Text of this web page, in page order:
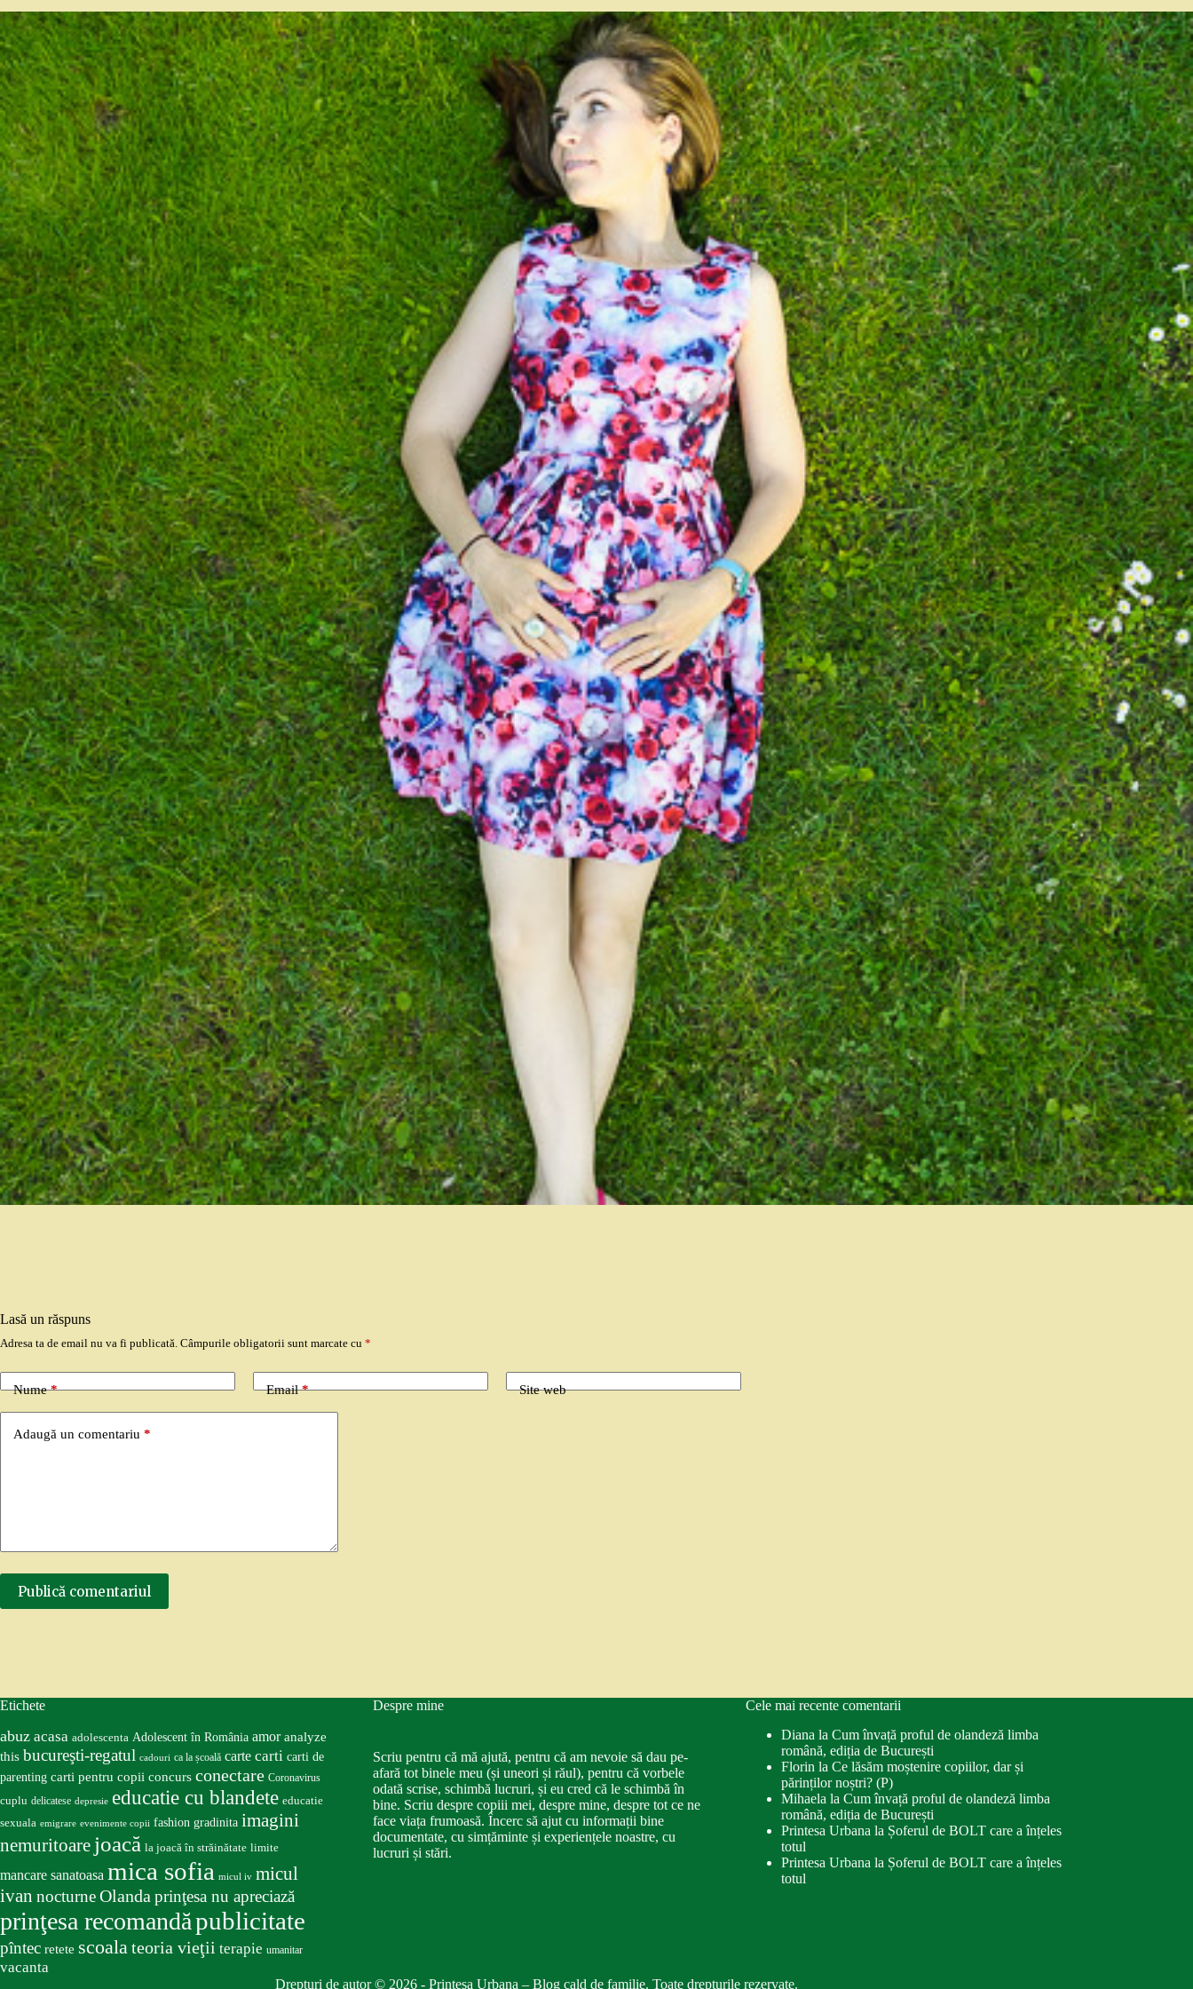
Lasă un răspuns
Adresa ta de email nu va fi publicată. Câmpurile obligatorii sunt marcate cu *
Nume* Email* Site web
Adaugă un comentariu *
Publică comentariul
Etichete
abuz acasa adolescenta Adolescent în România amor analyze
this bucureşti-regatul cadouri ca la școală carte carti carti de
parenting carti pentru copii concurs conectare Coronavirus
cuplu delicatese depresie educatie cu blandete educatie
sexuala emigrare evenimente copii fashion gradinita imagini
nemuritoare joacă la joacă în străinătate limite
mancare sanatoasa mica sofia micul iv micul
ivan nocturneOlanda prinţesa nu apreciază
prinţesa recomandăpublicitate
pîntec retete scoalateoria vieţii terapie umanitar
vacanta
Despre mine
Scriu pentru că mă ajută, pentru că am nevoie să dau pe-
afară tot binele meu (și uneori și răul), pentru că vorbele
odată scrise, schimbă lucruri, și eu cred că le schimbă în
bine. Scriu despre copiii mei, despre mine, despre tot ce ne
face viața frumoasă. Încerc să ajut cu informații bine
documentate, cu simțăminte și experiențele noastre, cu
lucruri și stări.
Cele mai recente comentarii
Diana la Cum învață proful de olandeză limba
română, ediția de București
Florin la Ce lăsăm moștenire copiilor, dar și
părinților noștri? (P)
Mihaela la Cum învață proful de olandeză limba
română, ediția de București
Printesa Urbana la Șoferul de BOLT care a înțeles
totul
Printesa Urbana la Șoferul de BOLT care a înțeles
totul
Drepturi de autor © 2026 - Printesa Urbana – Blog cald de familie. Toate drepturile rezervate.